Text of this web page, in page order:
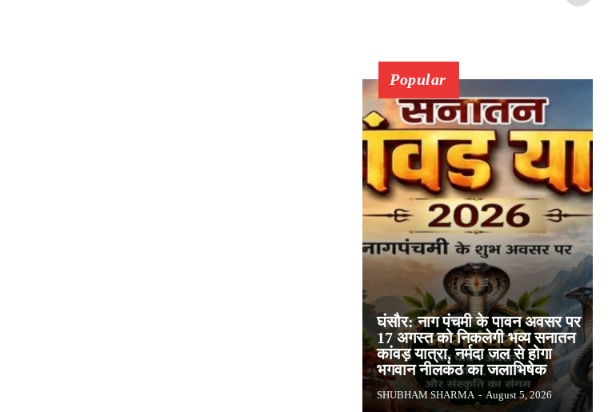
Popular
घंसौर: नाग पंचमी के पावन अवसर पर
17 अगस्त को निकलेगी भव्य सनातन
कांवड़ यात्रा, नर्मदा जल से होगा
भगवान नीलकंठ का जलाभिषेक
SHUBHAM SHARMA - August 5, 2026